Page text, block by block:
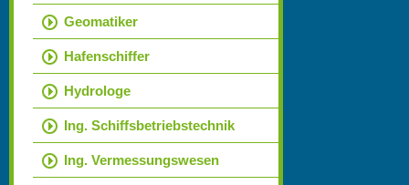
Geomatiker
Hafenschiffer
Hydrologe
Ing. Schiffsbetriebstechnik
Ing. Vermessungswesen